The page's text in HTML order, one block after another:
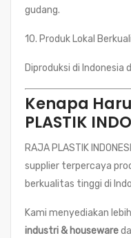
gudang.
10. Produk Lokal
Diproduksi di
Kenapa
PLASTIK
RAJA PLASTIK
supplier terpercaya
berkualitas tinggi di
Kami menyediakan
industri & houseware